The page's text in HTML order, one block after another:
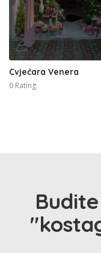
Cvjećara Venera
0 Rating